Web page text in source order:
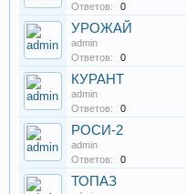
Ответов:
0
УРОЖАЙ
admin
Ответов:
0
КУРАНТ
admin
Ответов:
0
РОСИ-2
admin
Ответов:
0
ТОПАЗ